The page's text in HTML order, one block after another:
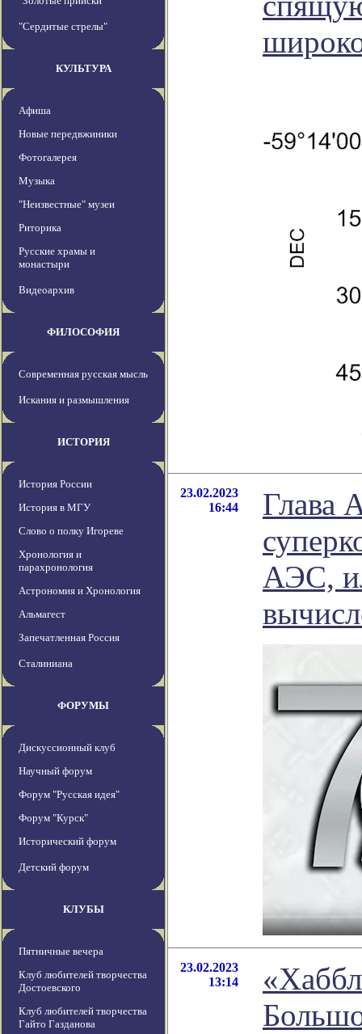
"Сердитые стрелы"
КУЛЬТУРА
Афиша
Новые передвжиники
Фотогалерея
Музыка
"Неизвестные" музеи
Риторика
Русские храмы и
монастыри
Видеоархив
ФИЛОСОФИЯ
Современная русская мысль
Искания и размышления
ИСТОРИЯ
История России
История в МГУ
Слово о полку Игореве
Хронология и
парахронология
Астрономия и Хронология
Альмагест
Запечатленная Россия
Сталиниана
ФОРУМЫ
Дискуссионный клуб
Научный форум
Форум "Русская идея"
Форум "Курск"
Исторический форум
Детский форум
КЛУБЫ
Пятничные вечера
Клуб любителей творчества
Достоевского
Клуб любителей творчества
Гайто Газданова
23.02.2023
16:44
Глава
АЭС,
23.02.2023
13:14